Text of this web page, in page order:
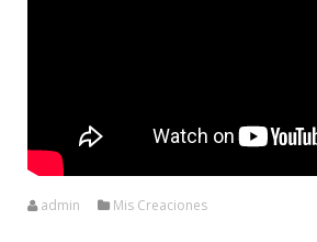
admin Mis Creaciones